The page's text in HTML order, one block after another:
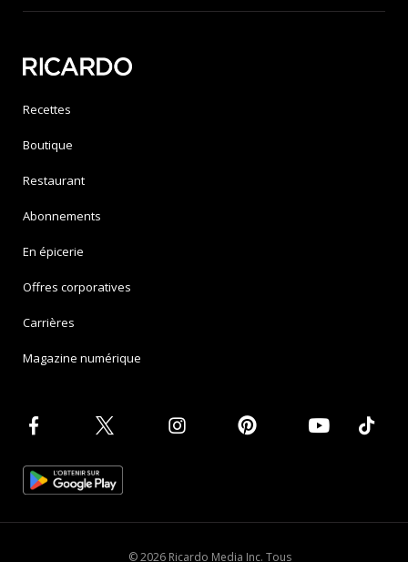
Recettes
Boutique
Restaurant
Abonnements
En épicerie
Offres corporatives
Carrières
Magazine numérique
© 2026 Ricardo Media Inc. Tous